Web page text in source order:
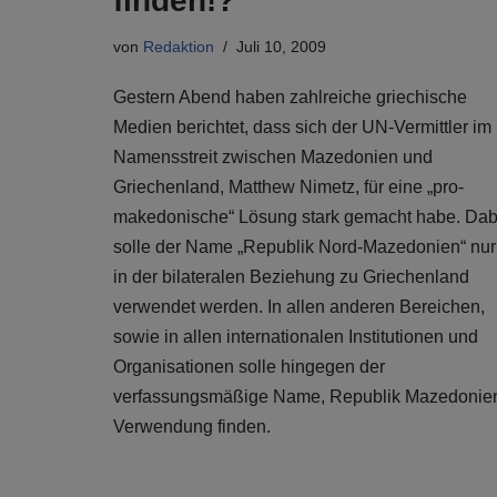
von Redaktion Juli 10, 2009
Gestern Abend haben zahlreiche griechische
Medien berichtet, dass sich der UN-Vermittler im
Namensstreit zwischen Mazedonien und
Griechenland, Matthew Nimetz, für eine „pro-
makedonische“ Lösung stark gemacht habe.
solle der Name „Republik Nord-Mazedonien“ nur
in der bilateralen Beziehung zu Griechenland
verwendet werden. In allen anderen Bereichen,
sowie in allen internationalen Institutionen und
Organisationen solle hingegen der
verfassungsmäßige Name, Republik
Verwendung finden.